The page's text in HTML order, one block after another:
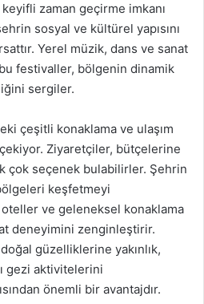
zaman geçirme imkanı
sosyal ve kültürel yapısını
Yerel müzik, dans ve sanat
festivaller, bölgenin dinamik
sergiler.
çeşitli konaklama ve ulaşım
Ziyaretçiler, bütçelerine
çok seçenek bulabilirler. Şehrin
keşfetmeyi
ve geleneksel konaklama
deneyimini zenginleştirir.
güzelliklerine yakınlık,
gezi aktivitelerini
önemli bir avantajdır.